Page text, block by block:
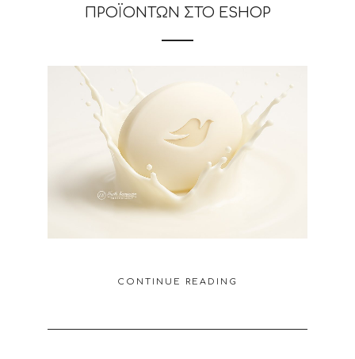
ΠΡΟΪΌΝΤΩΝ ΣΤΟ ESHOP
CONTINUE READING